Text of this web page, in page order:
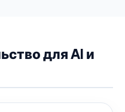
для AI и